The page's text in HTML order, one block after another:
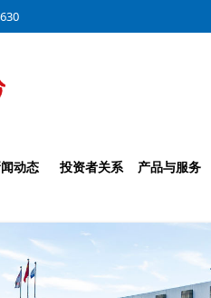
动态 投资者关系 产品与服务